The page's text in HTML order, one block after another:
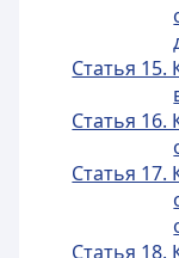
Статья 15.
Статья
Статья
Статья